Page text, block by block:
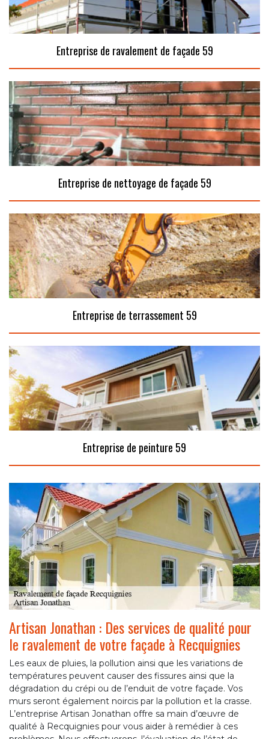
Entreprise de ravalement de façade 59
Entreprise de nettoyage de façade 59
Entreprise de terrassement 59
Entreprise de peinture 59
Artisan Jonathan : Des services de qualité pour
le ravalement de votre façade à Recquignies
Les eaux de pluies, la pollution ainsi que les variations de
températures peuvent causer des fissures ainsi que la
dégradation du crépi ou de l’enduit de votre façade. Vos
murs seront également noircis par la pollution et la crasse.
L’entreprise Artisan Jonathan offre sa main d’œuvre de
qualité à Recquignies pour vous aider à remédier à ces